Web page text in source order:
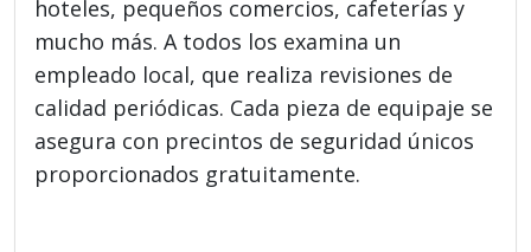
hoteles, pequeños comercios, cafeterías y
mucho más. A todos los examina un
empleado local, que realiza revisiones de
calidad periódicas. Cada pieza de equipaje se
asegura con precintos de seguridad únicos
proporcionados gratuitamente.